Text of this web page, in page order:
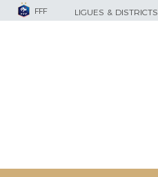
FFF LIGUES & DISTRICTS